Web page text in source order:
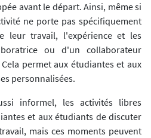
avant le départ. Ainsi, même si
ne porte pas spécifiquement
leur travail, l'expérience et les
ou d'un collaborateur
permet aux étudiantes et aux
personnalisées.
informel, les activités libres
et aux étudiants de discuter
mais ces moments peuvent